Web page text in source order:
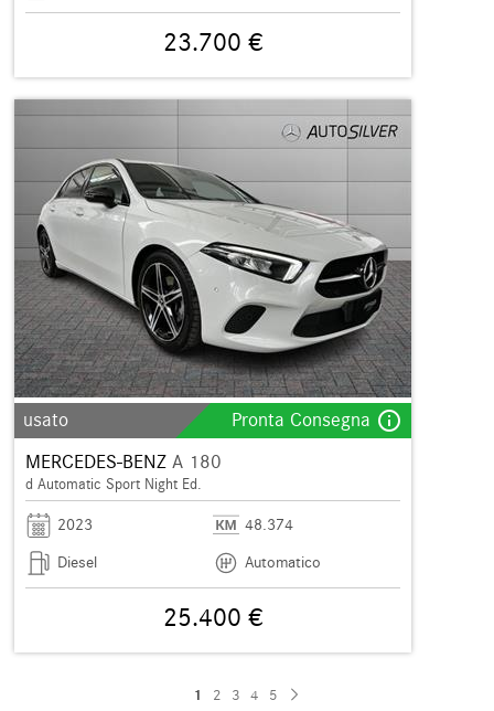
23.700 €
usato Pronta Consegna info_outline
MERCEDES-BENZ A 180
d Automatic Sport Night Ed.
2023
48.374
Diesel
Automatico
25.400 €
1 2 3 4 5